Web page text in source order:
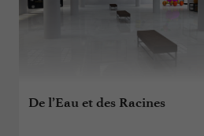
De l’Eau et des Racines